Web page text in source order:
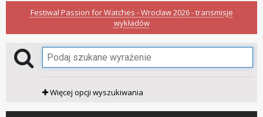
Festiwal Passion for Watches - Wrocław 2026 - transmisje
wykładów
Więcej opcji wyszukiwania